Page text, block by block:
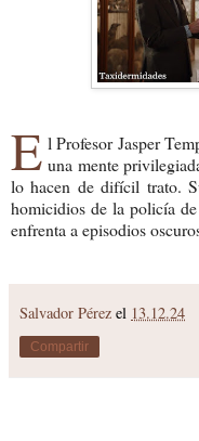
E l Profesor Jasper
una mente
lo hacen de difícil trato.
homicidios de la policía
enfrenta a episodios
Salvador Pérez el 13.12.24
Compartir